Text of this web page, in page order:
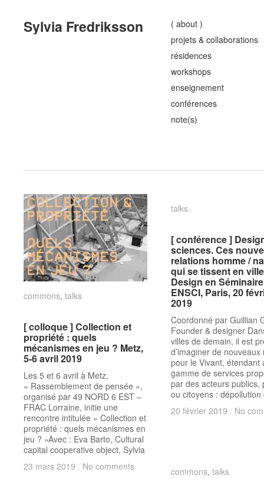
Sylvia Fredriksson
( about )
projets & collaborations
résidences
workshops
enseignement
conférences
note(s)
commons, talks
[ colloque ] Collection et
propriété : quels
mécanismes en jeu ? Metz,
5-6 avril 2019
Les 5 et 6 avril à Metz,
« Rassemblement de pensée »,
organisé par 49 NORD 6 EST –
FRAC Lorraine, initie une
rencontre intitulée « Collection et
propriété : quels mécanismes en
jeu ? »Avec : Eva Barto, Cultural
capital cooperative object, Sylvia
23 mars 2019 / No comments
commons talks
[ colloque ] Collection et
propriété : quels
mécanismes en jeu ? Metz,
5-6 avril 2019
23 mars 2019 / No comments
talks
[ conférence ]
sciences. Ces
relations homme /
qui se tissent en
Design en
ENSCI, Paris, 20
2019
Coordonné par Guillian
Founder & designer
villes de demain, il est
d’imaginer de nouveaux
pour le Vivant, étendant
gamme de services
par des acteurs publics,
ou citoyens : dépollution
20 février 2019 / No
talks
[ conférence ]
sciences. Ces
relations homme /
qui se tissent en
Design en
ENSCI, Paris, 20
2019
20 février 2019 / No
commons, talks
commons talks